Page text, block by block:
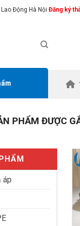
Động Hà Nội Đăng ký
PHẨM ĐƯỢC
áp